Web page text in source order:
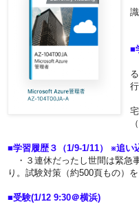
■
行
■学習履歴３（1/9-1/11） ※追い
・３連休だったし世間は緊急
り。試験対策（約500頁もの）
■受験(1/12 9:30＠横浜)